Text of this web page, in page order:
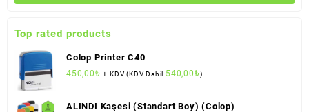
Top rated products
Colop Printer C40
450,00₺ + KDV (KDV Dahil 540,00₺)
ALINDI Kaşesi (Standart Boy) (Colop)